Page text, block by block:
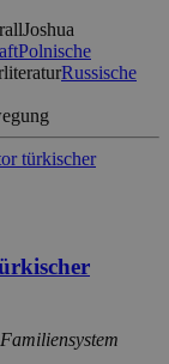
Joshua
Polnische
Russische